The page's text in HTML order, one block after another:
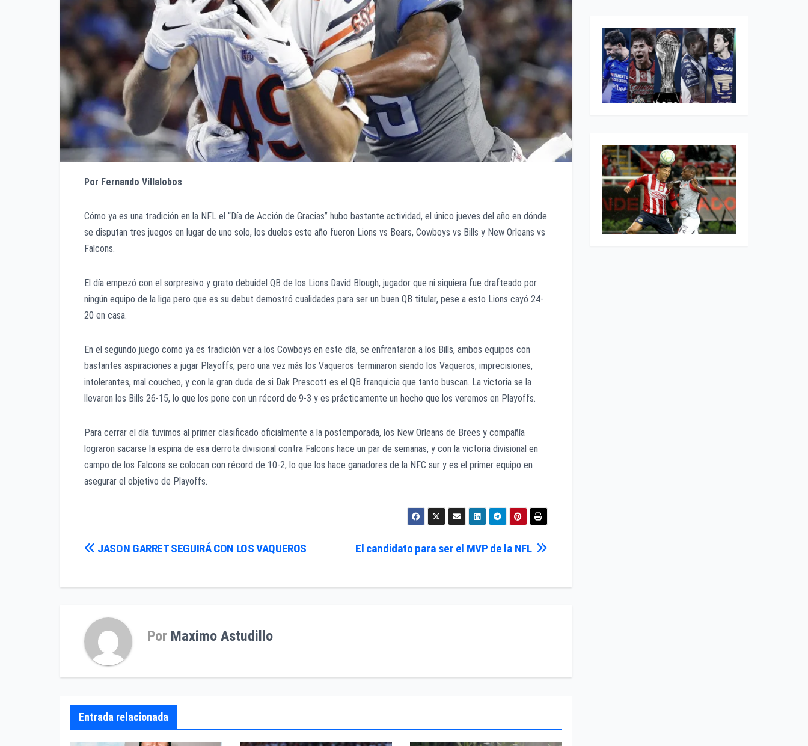
Por Fernando Villalobos
Cómo ya es una tradición en la NFL el “Día de Acción de Gracias” hubo bastante actividad, el único jueves del año en dónde
se disputan tres juegos en lugar de uno solo, los duelos este año fueron Lions vs Bears, Cowboys vs Bills y New Orleans vs
Falcons.
El día empezó con el sorpresivo y grato debuidel QB de los Lions David Blough, jugador que ni siquiera fue drafteado por
ningún equipo de la liga pero que es su debut demostró cualidades para ser un buen QB titular, pese a esto Lions cayó 24-
20 en casa.
En el segundo juego como ya es tradición ver a los Cowboys en este día, se enfrentaron a los Bills, ambos equipos con
bastantes aspiraciones a jugar Playoffs, pero una vez más los Vaqueros terminaron siendo los Vaqueros, imprecisiones,
intolerantes, mal coucheo, y con la gran duda de si Dak Prescott es el QB franquicia que tanto buscan. La victoria se la
llevaron los Bills 26-15, lo que los pone con un récord de 9-3 y es prácticamente un hecho que los veremos en Playoffs.
Para cerrar el día tuvimos al primer clasificado oficialmente a la postemporada, los New Orleans de Brees y compañía
lograron sacarse la espina de esa derrota divisional contra Falcons hace un par de semanas, y con la victoria divisional en
campo de los Falcons se colocan con récord de 10-2, lo que los hace ganadores de la NFC sur y es el primer equipo en
asegurar el objetivo de Playoffs.
Navegación
El candidato para ser el MVP de la NFL
JASON GARRET SEGUIRÁ CON LOS VAQUEROS
Por Maximo Astudillo
Entrada relacionada